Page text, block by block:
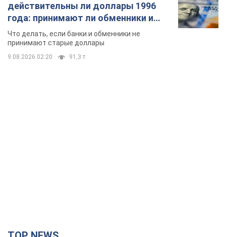
действительны ли доллары 1996
года: принимают ли обменники и
банки такие купюры
Что делать, если банки и обменники не
принимают старые доллары
9.08.2026 02:20 91,3 т.